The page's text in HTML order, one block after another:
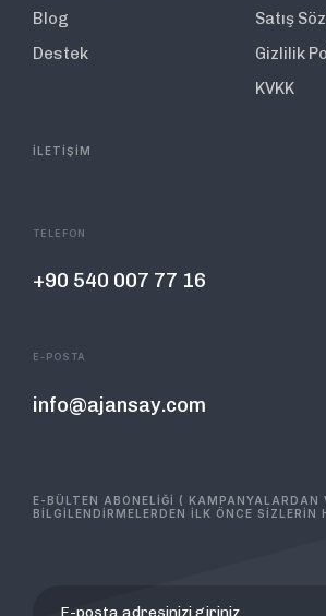
Blog
Destek
Satış
Gizlilik
KVKK
İLETİŞİM
TELEFON
+90 540 007 77 16
E-POSTA
info@ajansay.com
E-BÜLTEN ABONELİĞİ ( KAMPANYALARDAN
BİLGİLENDİRMELERDEN İLK ÖNCE SİZLERİN